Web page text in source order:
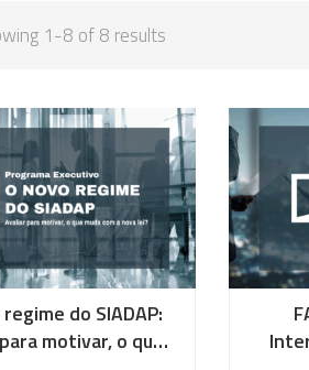
1-8 of 8 results
do SIADAP:
motivar, o que